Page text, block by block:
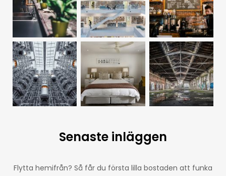
Senaste inläggen
Flytta hemifrån? Så får du första lilla bostaden att funka